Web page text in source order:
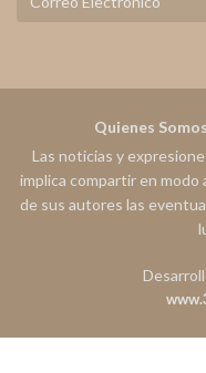
Quienes Somos
Las noticias y
implica compartir en modo
de sus autores las